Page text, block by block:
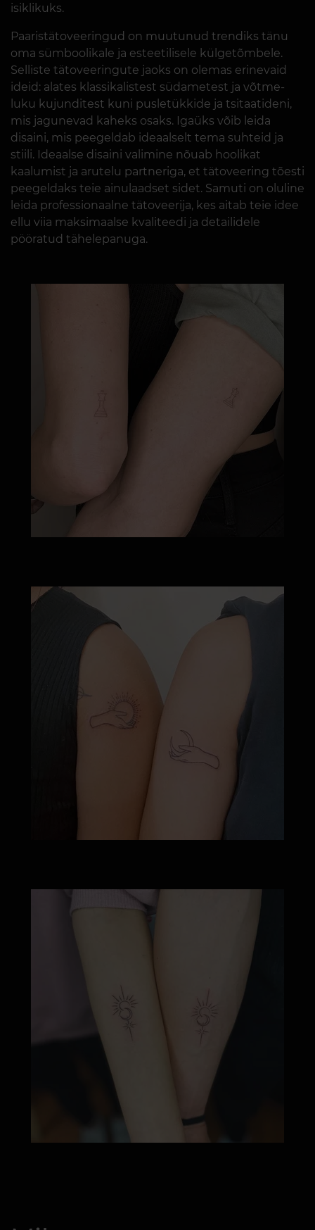
isiklikuks.
Paaristätoveeringud on muutunud trendiks tänu
oma sümboolikale ja esteetilisele külgetõmbele.
Selliste tätoveeringute jaoks on olemas erinevaid
ideid: alates klassikalistest südametest ja võtme-
luku kujunditest kuni pusletükkide ja tsitaatideni,
mis jagunevad kaheks osaks. Igaüks võib leida
disaini, mis peegeldab ideaalselt tema suhteid ja
stiili. Ideaalse disaini valimine nõuab hoolikat
kaalumist ja arutelu partneriga, et tätoveering tõesti
peegeldaks teie ainulaadset sidet. Samuti on oluline
leida professionaalne tätoveerija, kes aitab teie idee
ellu viia maksimaalse kvaliteedi ja detailidele
pööratud tähelepanuga.